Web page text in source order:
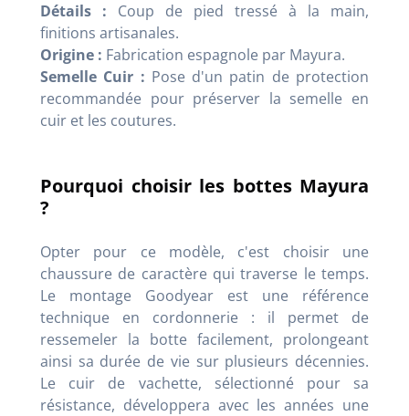
Détails : Coup de pied tressé à la main,
finitions artisanales.
Origine : Fabrication espagnole par Mayura.
Semelle Cuir : Pose d'un patin de protection
recommandée pour préserver la semelle en
cuir et les coutures.
Pourquoi choisir les bottes Mayura
?
Opter pour ce modèle, c'est choisir une
chaussure de caractère qui traverse le temps.
Le montage Goodyear est une référence
technique en cordonnerie : il permet de
ressemeler la botte facilement, prolongeant
ainsi sa durée de vie sur plusieurs décennies.
Le cuir de vachette, sélectionné pour sa
résistance, développera avec les années une